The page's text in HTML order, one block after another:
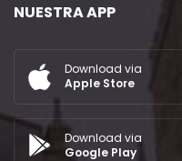
NUESTRA APP
Download via
Apple Store
Download via
Google Play